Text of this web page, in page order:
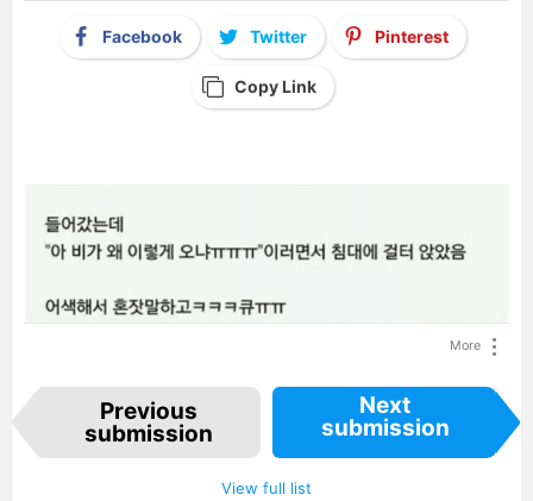
Facebook Twitter Pinterest
Copy Link
More
t
m
Previous
submission
Next
submission
View full list